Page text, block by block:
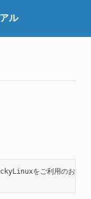
ル
をご利用のお客様